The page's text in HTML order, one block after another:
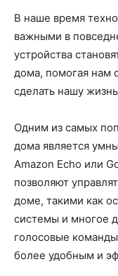
В наше время
важными в
устройства
дома, помогая нам
сделать нашу
Одним из самых
дома является
Amazon Echo или
позволяют
доме, такими как
системы и многое
голосовые
более удобным и